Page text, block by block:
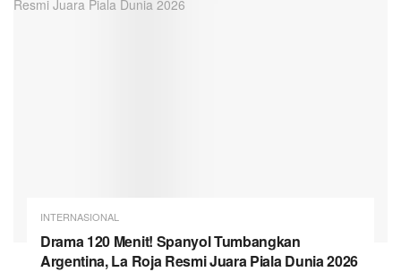
INTERNASIONAL
Drama 120 Menit! Spanyol Tumbangkan
Argentina, La Roja Resmi Juara Piala Dunia 2026